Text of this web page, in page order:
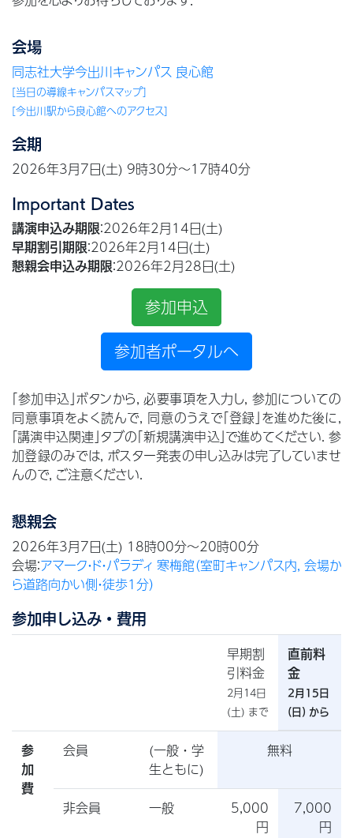
会場
同志社大学今出川キャンパス 良心館
[当日の導線キャンパスマップ]
[今出川駅から良心館へのアクセス]
会期
2026年3月7日(土) 9時30分～17時40分
Important Dates
講演申込み期限：2026年2月14日(土)
早期割引期限：2026年2月14日(土)
懇親会申込み期限：2026年2月28日(土)
参加申込
参加者ポータルへ
「参加申込」ボタンから, 必要事項を入力し, 参加についての
同意事項をよく読んで, 同意のうえで「登録」を進めた後に,
「講演申込関連」タブの「新規講演申込」で進めてください. 参
加登録のみでは, ポスター発表の申し込みは完了していませ
んので, ご注意ください.
懇親会
2026年3月7日(土) 18時00分～20時00分
会場：アマーク・ド・パラディ 寒梅館（室町キャンパス内, 会場か
ら道路向かい側・徒歩1分）
参加申し込み・費用
早期割
引料金
2月14日
(土) まで
直前料
金
2月15日
(日) から
参
加
費
会員
(一般・学
生ともに)
無料
非会員 一般
5,000
円
7,000
円